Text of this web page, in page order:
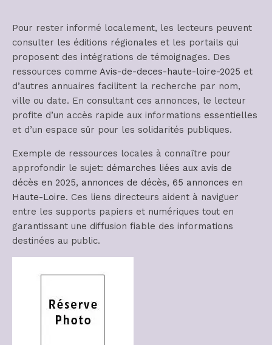
Pour rester informé localement, les lecteurs peuvent
consulter les éditions régionales et les portails qui
proposent des intégrations de témoignages. Des
ressources comme Avis-de-deces-haute-loire-2025 et
d’autres annuaires facilitent la recherche par nom,
ville ou date. En consultant ces annonces, le lecteur
profite d’un accès rapide aux informations essentielles
et d’un espace sûr pour les solidarités publiques.
Exemple de ressources locales à connaître pour
approfondir le sujet: démarches liées aux avis de
décès en 2025, annonces de décès, 65 annonces en
Haute-Loire. Ces liens directeurs aident à naviguer
entre les supports papiers et numériques tout en
garantissant une diffusion fiable des informations
destinées au public.